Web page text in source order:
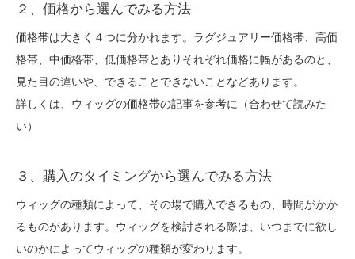
２、価格から選んでみる方法
価格帯は大きく４つに分かれます。ラグジュアリー価格帯、高価
格帯、中価格帯、低価格帯とありそれぞれ価格に幅があるのと、
見た目の違いや、できることできないことなどあります。
詳しくは、ウィッグの価格帯の記事を参考に（合わせて読みた
い）
３、購入のタイミングから選んでみる方法
ウィッグの種類によって、その場で購入できるもの、時間がかか
るものがあります。ウィッグを検討される際は、いつまでに欲し
いのかによってウィッグの種類が変わります。